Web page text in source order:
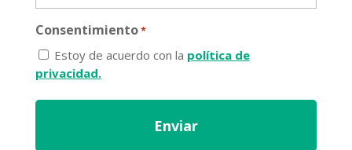
Consentimiento*
Estoy de acuerdo con la política de
privacidad.